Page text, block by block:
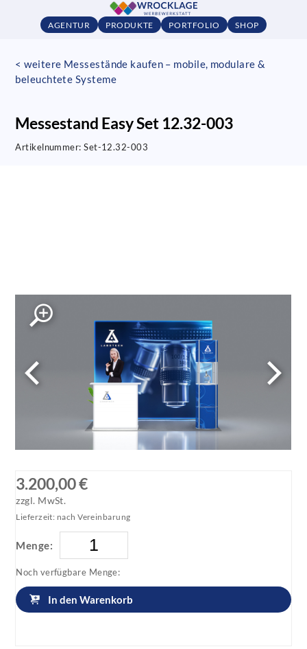
AGENTUR PRODUKTE PORTFOLIO SHOP
< weitere Messestände kaufen – mobile, modulare &
beleuchtete Systeme
Messestand Easy Set 12.32-003
Artikelnummer:Set-12.32-003
3.200,00 €
zzgl. MwSt.
Lieferzeit: nach Vereinbarung
Menge:
Noch verfügbare Menge:
In den Warenkorb